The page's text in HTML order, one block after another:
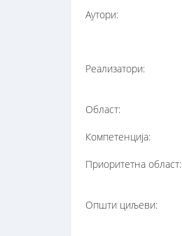
Аутори:
Реализатори:
Област:
Компетенција:
Приоритетна област:
Општи циљеви: